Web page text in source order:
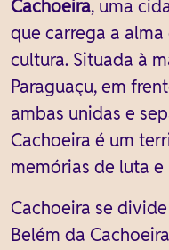
Cachoeira, uma
que carrega a
cultura. Situada à
Paraguaçu, em
ambas unidas e
Cachoeira é um
memórias de luta
Cachoeira se
Belém da